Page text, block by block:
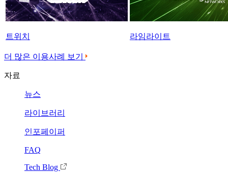
트위치 라임라이트
더 많은 이용사례 보기
자료
뉴스
라이브러리
인포페이퍼
FAQ
Tech Blog